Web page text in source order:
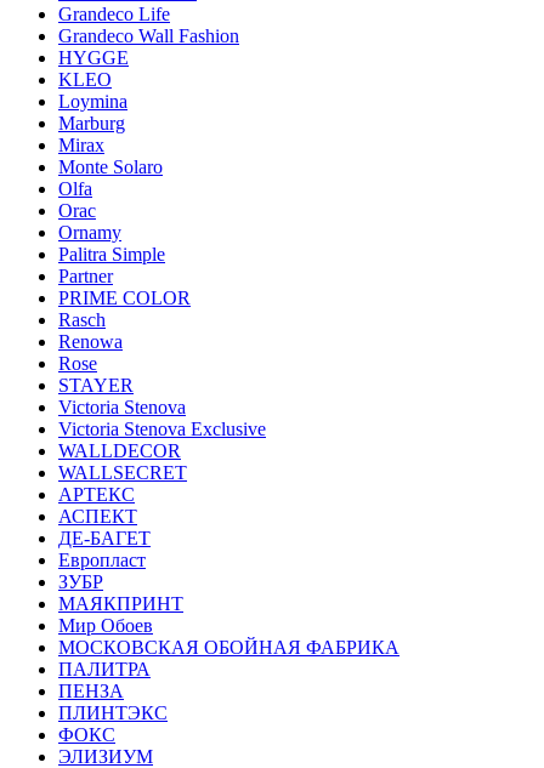
Grandeco Life
Grandeco Wall Fashion
HYGGE
KLEO
Loymina
Marburg
Mirax
Monte Solaro
Olfa
Orac
Ornamy
Palitra Simple
Partner
PRIME COLOR
Rasch
Renowa
Rose
STAYER
Victoria Stenova
Victoria Stenova Exclusive
WALLDECOR
WALLSECRET
АРТЕКС
АСПЕКТ
ДЕ-БАГЕТ
Европласт
ЗУБР
МАЯКПРИНТ
Мир Обоев
МОСКОВСКАЯ ОБОЙНАЯ ФАБРИКА
ПАЛИТРА
ПЕНЗА
ПЛИНТЭКС
ФОКС
ЭЛИЗИУМ